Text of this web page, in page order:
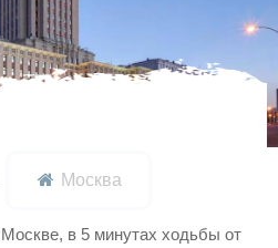
Москва
в 5 минутах ходьбы от